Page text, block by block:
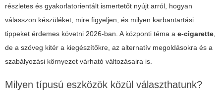
részletes és gyakorlatorientált ismertetőt nyújt arról, hogyan
válasszon készüléket, mire figyeljen, és milyen karbantartási
tippeket érdemes követni 2026-ban. A központi téma a e-cigarette,
de a szöveg kitér a kiegészítőkre, az alternatív megoldásokra és a
szabályozási környezet várható változásaira is.
Milyen típusú eszközök közül választhatunk?